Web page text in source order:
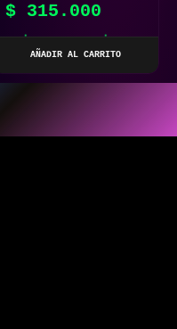
ÚNICO Y CARGA
$ 315.000
AÑADIR AL CARRITO